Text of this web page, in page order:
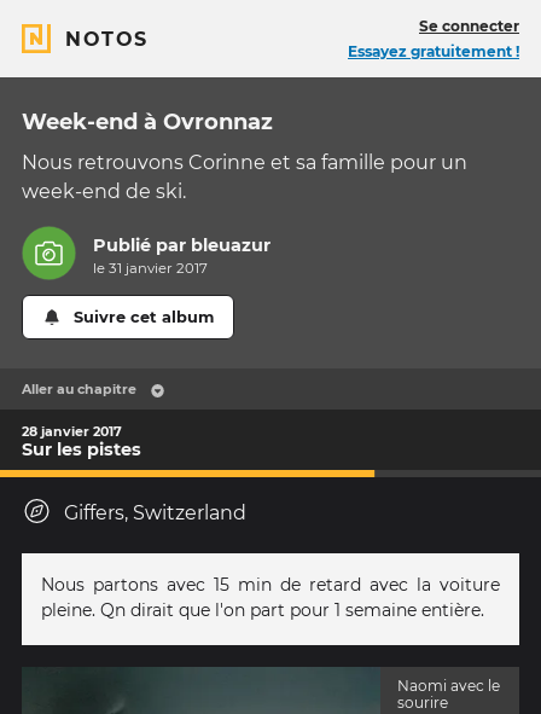
NOTOS
Se connecter
Essayez gratuitement !
Week-end à Ovronnaz
Nous retrouvons Corinne et sa famille pour un
week-end de ski.
Publié par bleuazur
le 31 janvier 2017
Suivre cet album
Aller au chapitre
28 janvier 2017
Sur les pistes
Giffers, Switzerland
Nous partons avec 15 min de retard avec la voiture
pleine. Qn dirait que l'on part pour 1 semaine entière.
Naomi avec le
sourire